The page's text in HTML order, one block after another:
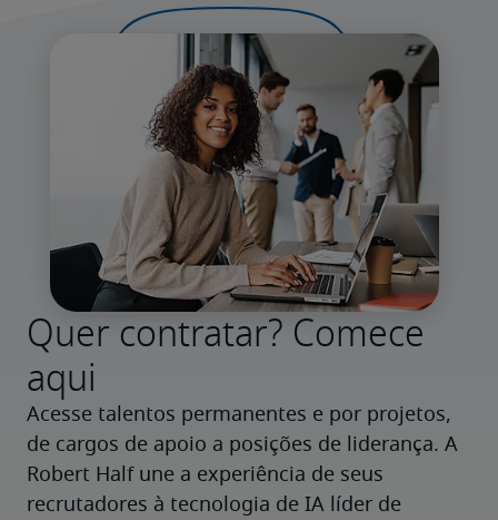
Quer contratar? Comece
aqui
Acesse talentos permanentes e por projetos,
de cargos de apoio a posições de liderança. A
Robert Half une a experiência de seus
recrutadores à tecnologia de IA líder de